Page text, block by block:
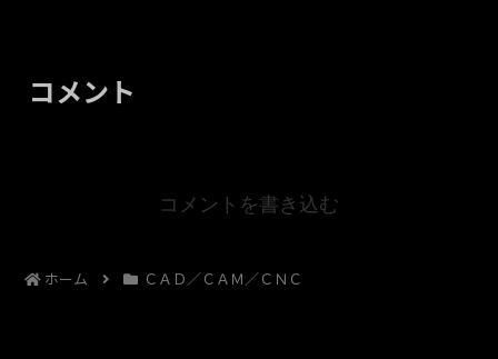
コメント
コメントを書き込む
ホーム ＣＡＤ／ＣＡＭ／ＣＮＣ